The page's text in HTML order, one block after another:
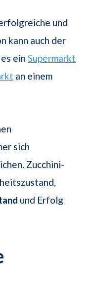
und
kann auch der
ein Supermarkt
an einem
sich
Zucchini-
und Erfolg